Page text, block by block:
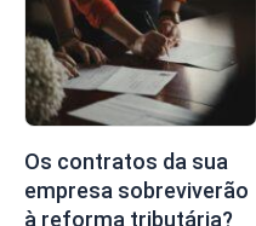
Os contratos da sua
empresa sobreviverão
à reforma tributária?